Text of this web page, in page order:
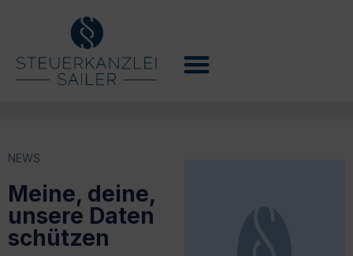
NEWS
Meine, deine,
unsere Daten
schützen